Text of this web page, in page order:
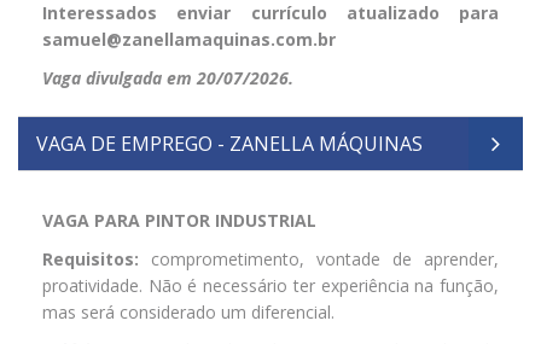
Interessados enviar currículo atualizado para
samuel@zanellamaquinas.com.br
Vaga divulgada em 20/07/2026.
VAGA DE EMPREGO - ZANELLA MÁQUINAS
VAGA PARA PINTOR INDUSTRIAL
Requisitos: comprometimento, vontade de aprender,
proatividade. Não é necessário ter experiência na função,
mas será considerado um diferencial.